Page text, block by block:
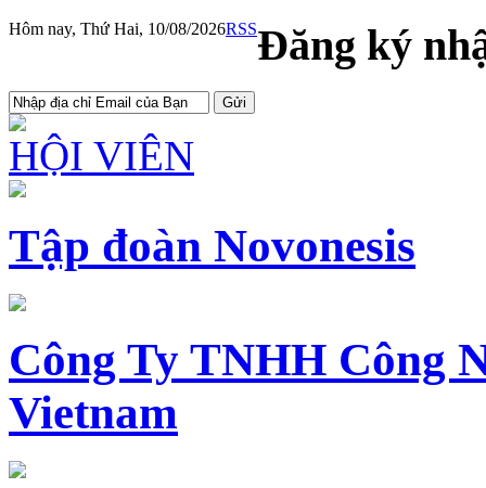
Hôm nay, Thứ Hai, 10/08/2026RSSĐăng ký
HỘI VIÊN
Tập đoàn Novonesis
Công Ty TNHH Công
Vietnam